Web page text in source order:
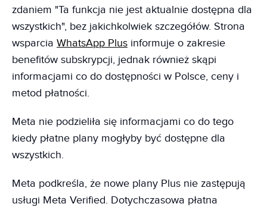
zdaniem "Ta funkcja nie jest aktualnie dostępna dla
wszystkich", bez jakichkolwiek szczegółów. Strona
wsparcia WhatsApp Plus informuje o zakresie
benefitów subskrypcji, jednak również skąpi
informacjami co do dostępności w Polsce, ceny i
metod płatności.
Meta nie podzieliła się informacjami co do tego
kiedy płatne plany mogłyby być dostępne dla
wszystkich.
Meta podkreśla, że nowe plany Plus nie zastępują
usługi Meta Verified. Dotychczasowa płatna